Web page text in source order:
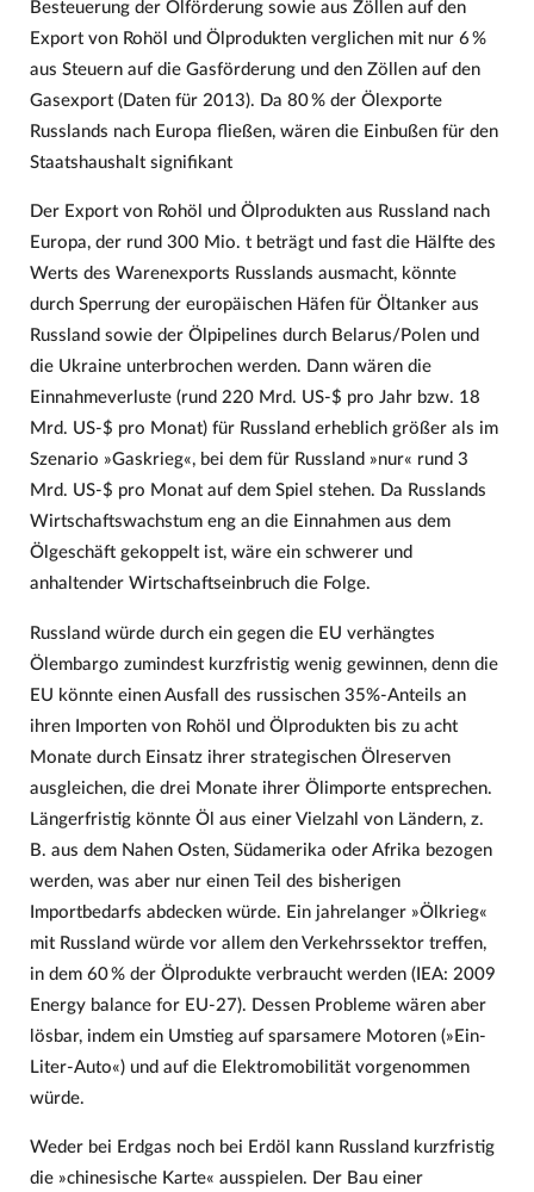
Besteuerung der Ölförderung sowie aus Zöllen auf den
Export von Rohöl und Ölprodukten verglichen mit nur 6 %
aus Steuern auf die Gasförderung und den Zöllen auf den
Gasexport (Daten für 2013). Da 80 % der Ölexporte
Russlands nach Europa fließen, wären die Einbußen für den
Staatshaushalt signifikant
Der Export von Rohöl und Ölprodukten aus Russland nach
Europa, der rund 300 Mio. t beträgt und fast die Hälfte des
Werts des Warenexports Russlands ausmacht, könnte
durch Sperrung der europäischen Häfen für Öltanker aus
Russland sowie der Ölpipelines durch Belarus/Polen und
die Ukraine unterbrochen werden. Dann wären die
Einnahmeverluste (rund 220 Mrd. US-$ pro Jahr bzw. 18
Mrd. US-$ pro Monat) für Russland erheblich größer als im
Szenario »Gaskrieg«, bei dem für Russland »nur« rund 3
Mrd. US-$ pro Monat auf dem Spiel stehen. Da Russlands
Wirtschaftswachstum eng an die Einnahmen aus dem
Ölgeschäft gekoppelt ist, wäre ein schwerer und
anhaltender Wirtschaftseinbruch die Folge.
Russland würde durch ein gegen die EU verhängtes
Ölembargo zumindest kurzfristig wenig gewinnen, denn die
EU könnte einen Ausfall des russischen 35%-Anteils an
ihren Importen von Rohöl und Ölprodukten bis zu acht
Monate durch Einsatz ihrer strategischen Ölreserven
ausgleichen, die drei Monate ihrer Ölimporte entsprechen.
Längerfristig könnte Öl aus einer Vielzahl von Ländern, z.
B. aus dem Nahen Osten, Südamerika oder Afrika bezogen
werden, was aber nur einen Teil des bisherigen
Importbedarfs abdecken würde. Ein jahrelanger »Ölkrieg«
mit Russland würde vor allem den Verkehrssektor treffen,
in dem 60 % der Ölprodukte verbraucht werden (IEA: 2009
Energy balance for EU-27). Dessen Probleme wären aber
lösbar, indem ein Umstieg auf sparsamere Motoren (»Ein-
Liter-Auto«) und auf die Elektromobilität vorgenommen
würde.
Weder bei Erdgas noch bei Erdöl kann Russland kurzfristig
die »chinesische Karte« ausspielen. Der Bau einer